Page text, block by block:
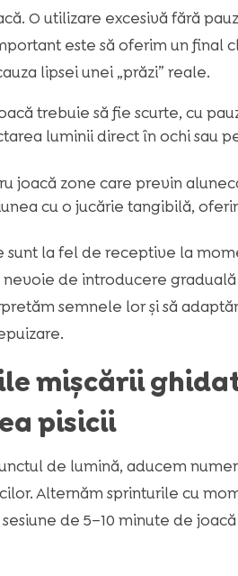
O utilizare excesivă fără
este să oferim un final
lipsei unei „prăzi” reale.
trebuie să fie scurte, cu
luminii direct în ochi sau
joacă zone care previn
cu o jucărie tangibilă,
sunt la fel de receptive la
de introducere
semnele lor și să
mișcării
pisicii
de lumină, aducem
Alternăm sprinturile cu
de 5–10 minute de